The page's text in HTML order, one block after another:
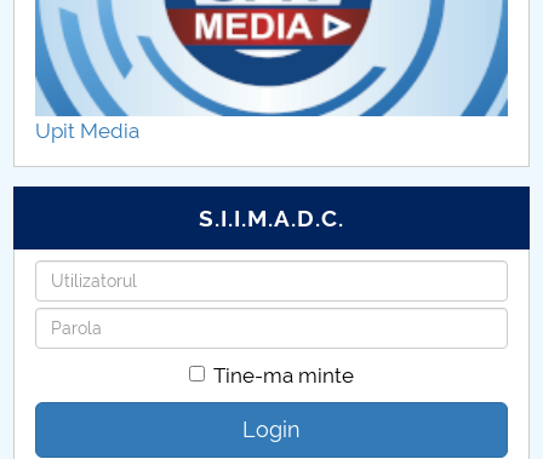
Upit Media
S.I.I.M.A.D.C.
Utilizatorul
Parola
Tine-ma minte
Login